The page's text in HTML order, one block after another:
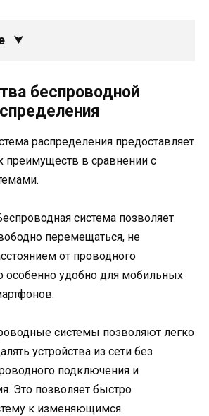
беспроводной
распределения предоставляет
преимуществ в сравнении с
система позволяет
перемещаться, не
от проводного
особенно удобно для мобильных
системы позволяют легко
устройства из сети без
подключения и
Это позволяет быстро
к изменяющимся